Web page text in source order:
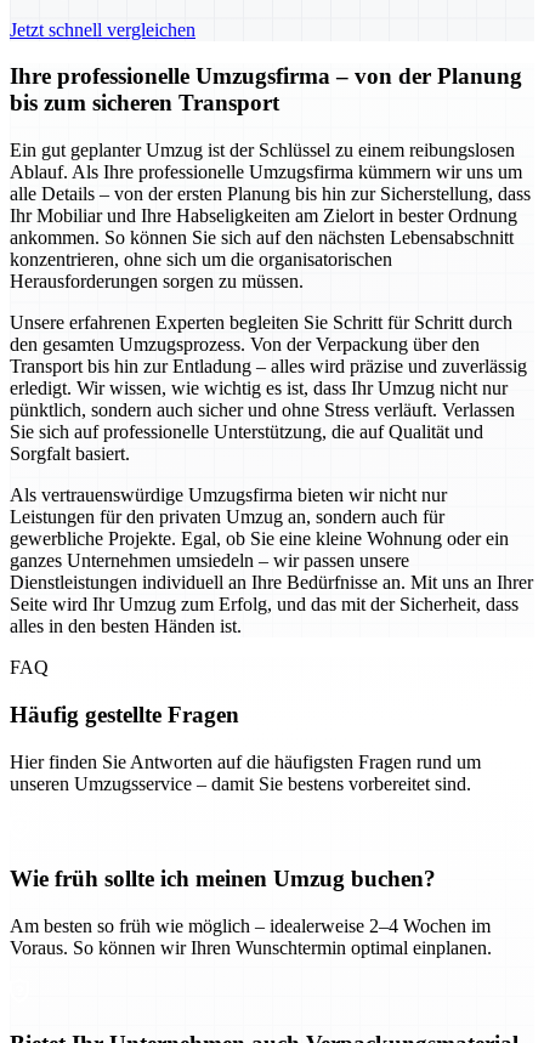
Jetzt schnell vergleichen
Ihre professionelle Umzugsfirma – von der Planung
bis zum sicheren Transport
Ein gut geplanter Umzug ist der Schlüssel zu einem reibungslosen
Ablauf. Als Ihre professionelle Umzugsfirma kümmern wir uns um
alle Details – von der ersten Planung bis hin zur Sicherstellung, dass
Ihr Mobiliar und Ihre Habseligkeiten am Zielort in bester Ordnung
ankommen. So können Sie sich auf den nächsten Lebensabschnitt
konzentrieren, ohne sich um die organisatorischen
Herausforderungen sorgen zu müssen.
Unsere erfahrenen Experten begleiten Sie Schritt für Schritt durch
den gesamten Umzugsprozess. Von der Verpackung über den
Transport bis hin zur Entladung – alles wird präzise und zuverlässig
erledigt. Wir wissen, wie wichtig es ist, dass Ihr Umzug nicht nur
pünktlich, sondern auch sicher und ohne Stress verläuft. Verlassen
Sie sich auf professionelle Unterstützung, die auf Qualität und
Sorgfalt basiert.
Als vertrauenswürdige Umzugsfirma bieten wir nicht nur
Leistungen für den privaten Umzug an, sondern auch für
gewerbliche Projekte. Egal, ob Sie eine kleine Wohnung oder ein
ganzes Unternehmen umsiedeln – wir passen unsere
Dienstleistungen individuell an Ihre Bedürfnisse an. Mit uns an Ihrer
Seite wird Ihr Umzug zum Erfolg, und das mit der Sicherheit, dass
alles in den besten Händen ist.
FAQ
Häufig gestellte Fragen
Hier finden Sie Antworten auf die häufigsten Fragen rund um
unseren Umzugsservice – damit Sie bestens vorbereitet sind.
Wie früh sollte ich meinen Umzug buchen?
Am besten so früh wie möglich – idealerweise 2–4 Wochen im
Voraus. So können wir Ihren Wunschtermin optimal einplanen.